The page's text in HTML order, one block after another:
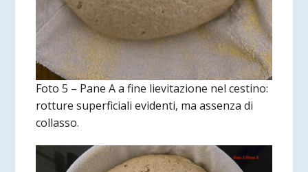
Foto 5 – Pane A a fine lievitazione nel cestino:
rotture superficiali evidenti, ma assenza di
collasso.